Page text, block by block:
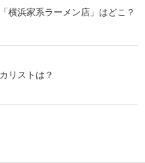
横浜家系ラーメン店」はどこ？
リストは？